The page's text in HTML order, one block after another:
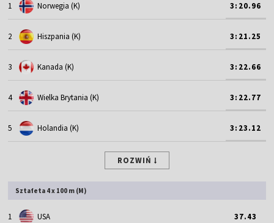
1 Norwegia (K) 3:20.96
2 Hiszpania (K) 3:21.25
3 Kanada (K) 3:22.66
4 Wielka Brytania (K) 3:22.77
5 Holandia (K) 3:23.12
ROZWIŃ
Sztafeta 4 x 100 m (M)
1 USA 37.43